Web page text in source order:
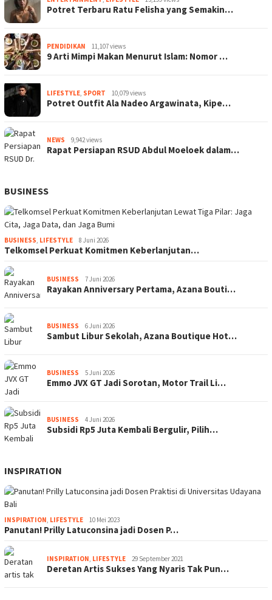
Potret Terbaru Ratu Felisha yang Semakin…
PENDIDIKAN 11,107 views
9 Arti Mimpi Makan Menurut Islam: Nomor …
LIFESTYLE, SPORT 10,079 views
Potret Outfit Ala Nadeo Argawinata, Kipe…
NEWS 9,942 views
Rapat Persiapan RSUD Abdul Moeloek dalam…
BUSINESS
BUSINESS, LIFESTYLE 8 Juni 2026
Telkomsel Perkuat Komitmen Keberlanjutan…
BUSINESS 7 Juni 2026
Rayakan Anniversary Pertama, Azana Bouti…
BUSINESS 6 Juni 2026
Sambut Libur Sekolah, Azana Boutique Hot…
BUSINESS 5 Juni 2026
Emmo JVX GT Jadi Sorotan, Motor Trail Li…
BUSINESS 4 Juni 2026
Subsidi Rp5 Juta Kembali Bergulir, Pilih…
INSPIRATION
INSPIRATION, LIFESTYLE 10 Mei 2023
Panutan! Prilly Latuconsina jadi Dosen P…
INSPIRATION, LIFESTYLE 29 September 2021
Deretan Artis Sukses Yang Nyaris Tak Pun…